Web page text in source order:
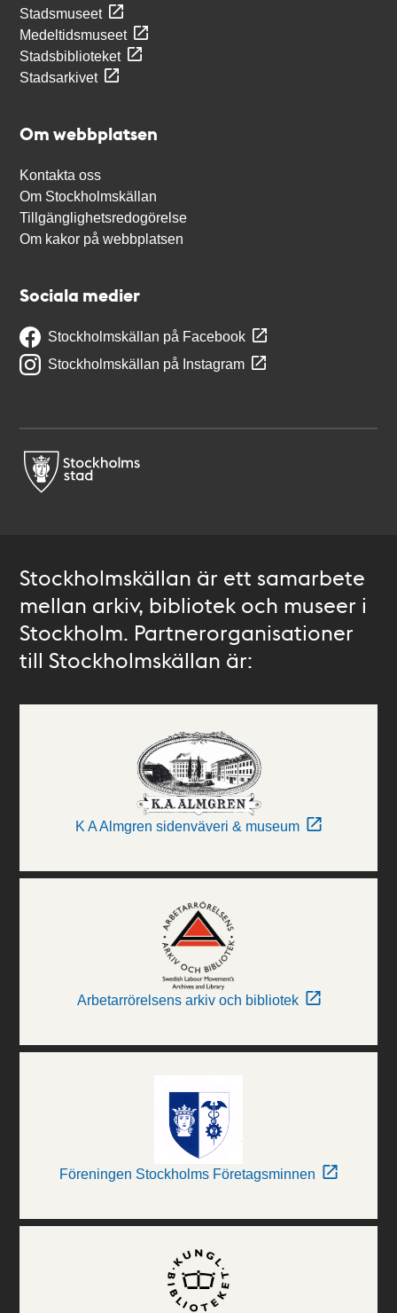
Stadsmuseet
Medeltidsmuseet
Stadsbiblioteket
Stadsarkivet
Om webbplatsen
Kontakta oss
Om Stockholmskällan
Tillgänglighetsredogörelse
Om kakor på webbplatsen
Sociala medier
Stockholmskällan på Facebook
Stockholmskällan på Instagram
Stockholmskällan är ett samarbete
mellan arkiv, bibliotek och museer i
Stockholm. Partnerorganisationer
till Stockholmskällan är:
K A Almgren sidenväveri & museum
Arbetarrörelsens arkiv och bibliotek
Föreningen Stockholms Företagsminnen